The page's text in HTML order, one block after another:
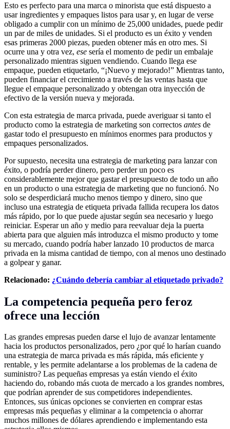
Esto es perfecto para una marca o minorista que está dispuesto a
usar ingredientes y empaques listos para usar y, en lugar de verse
obligado a cumplir con un mínimo de 25,000 unidades, puede pedir
un par de miles de unidades. Si el producto es un éxito y venden
esas primeras 2000 piezas, pueden obtener más en otro mes. Si
ocurre una y otra vez, ese sería el momento de pedir un embalaje
personalizado mientras siguen vendiendo. Cuando llega ese
empaque, pueden etiquetarlo, “¡Nuevo y mejorado!” Mientras tanto,
pueden financiar el crecimiento a través de las ventas hasta que
llegue el empaque personalizado y obtengan otra inyección de
efectivo de la versión nueva y mejorada.
Con esta estrategia de marca privada, puede averiguar si tanto el
producto como la estrategia de marketing son correctos antes de
gastar todo el presupuesto en mínimos enormes para productos y
empaques personalizados.
Por supuesto, necesita una estrategia de marketing para lanzar con
éxito, o podría perder dinero, pero perder un poco es
considerablemente mejor que gastar el presupuesto de todo un año
en un producto o una estrategia de marketing que no funcionó. No
solo se desperdiciará mucho menos tiempo y dinero, sino que
incluso una estrategia de etiqueta privada fallida recupera los datos
más rápido, por lo que puede ajustar según sea necesario y luego
reiniciar. Esperar un año y medio para reevaluar deja la puerta
abierta para que alguien más introduzca el mismo producto y tome
su mercado, cuando podría haber lanzado 10 productos de marca
privada en la misma cantidad de tiempo, con al menos uno destinado
a golpear y ganar.
Relacionado: ¿Cuándo debería cambiar al etiquetado privado?
La competencia pequeña pero feroz
ofrece una lección
Las grandes empresas pueden darse el lujo de avanzar lentamente
hacia los productos personalizados, pero ¿por qué lo harían cuando
una estrategia de marca privada es más rápida, más eficiente y
rentable, y les permite adelantarse a los problemas de la cadena de
suministro? Las pequeñas empresas ya están viendo el éxito
haciendo do, robando más cuota de mercado a los grandes nombres,
que podrían aprender de sus competidores independientes.
Entonces, sus únicas opciones se convierten en comprar estas
empresas más pequeñas y eliminar a la competencia o ahorrar
muchos millones de dólares aprendiendo e implementando esta